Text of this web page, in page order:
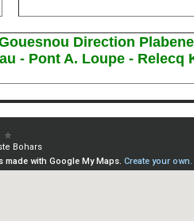
Direction
- Pont A. Loupe -